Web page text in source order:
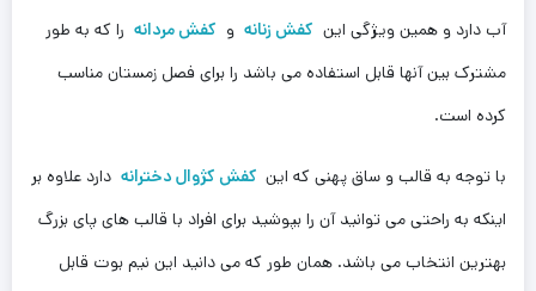
آب دارد و همین ویژگی این کفش زنانه و کفش مردانه را که به طور
مشترک بین آنها قابل استفاده می باشد را برای فصل زمستان مناسب
کرده است.
با توجه به قالب و ساق ‌‌پهنی که این کفش کژوال دخترانه دارد علاوه بر
اینکه به راحتی می توانید آن را بپوشید برای افراد با قالب های پای بزرگ‌
بهترین انتخاب می باشد. همان طور که می دانید این نیم بوت قابل